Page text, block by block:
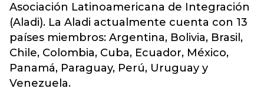
Asociación Latinoamericana de Integración
(Aladi). La Aladi actualmente cuenta con 13
países miembros: Argentina, Bolivia, Brasil,
Chile, Colombia, Cuba, Ecuador, México,
Panamá, Paraguay, Perú, Uruguay y
Venezuela.